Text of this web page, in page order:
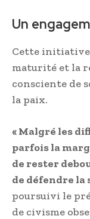
Un
Cette initiative
maturité et la
consciente de
la paix.
« Malgré les
parfois la
de rester
de défendre la
poursuivi le
de civisme